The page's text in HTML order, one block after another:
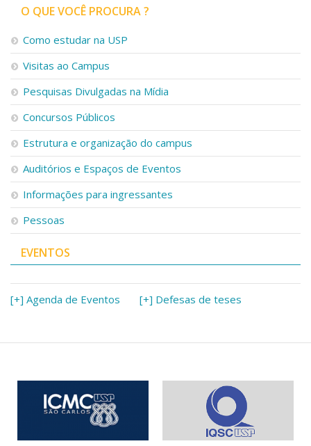
O QUE VOCÊ PROCURA ?
Como estudar na USP
Visitas ao Campus
Pesquisas Divulgadas na Mídia
Concursos Públicos
Estrutura e organização do campus
Auditórios e Espaços de Eventos
Informações para ingressantes
Pessoas
EVENTOS
[+] Agenda de Eventos [+] Defesas de teses